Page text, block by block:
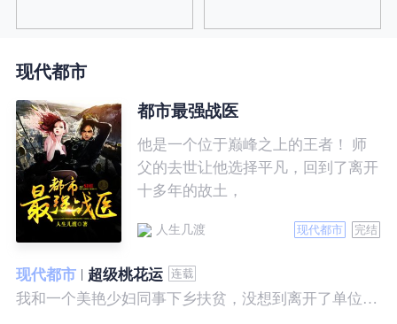
现代都市
都市最强战医
他是一个位于巅峰之上的王者！ 师
父的去世让他选择平凡，回到了离开
十多年的故土，
人生几渡 现代都市 完结
现代都市
超级桃花运
我和一个美艳少妇同事下乡扶贫，没想到离开了单位之后，她就性格大变……